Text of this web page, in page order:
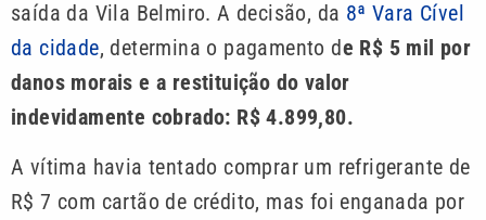
saída da Vila Belmiro. A decisão, da 8ª Vara Cível
da cidade, determina o pagamento de R$ 5 mil por
danos morais e a restituição do valor
indevidamente cobrado: R$ 4.899,80.
A vítima havia tentado comprar um refrigerante de
R$ 7 com cartão de crédito, mas foi enganada por